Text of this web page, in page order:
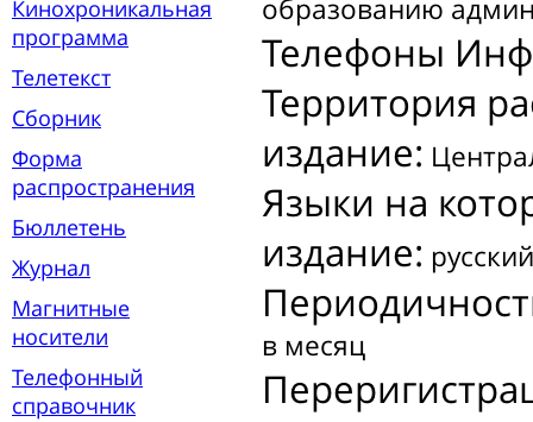
Кинохроникальная
программа
Телетекст
Сборник
Форма
распространения
Бюллетень
Журнал
Магнитные
носители
Телефонный
справочник
образованию
Телефоны
Территория
издание:
Языки на
издание: русский
в месяц